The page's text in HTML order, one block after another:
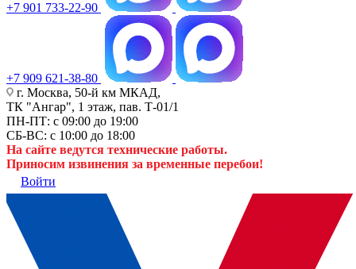
+7 901 733-22-90
+7 909 621-38-80
г. Москва, 50-й км МКАД,
ТК "Ангар", 1 этаж, пав. Т-01/1
ПН-ПТ: с 09:00 до 19:00
СБ-ВС: с 10:00 до 18:00
На сайте ведутся технические работы.
Приносим извинения за временные перебои!
Войти